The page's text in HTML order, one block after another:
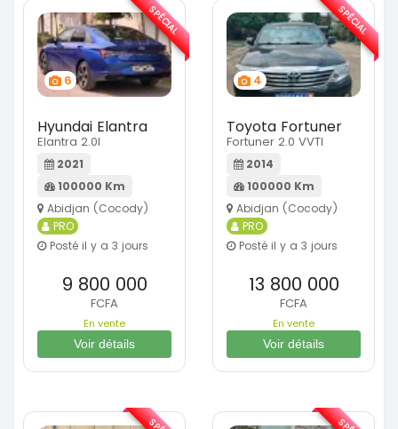
6
Hyundai Elantra
Elantra 2.0l
2021
100000 Km
Abidjan (Cocody)
PRO
Posté il y a 3 jours
9 800 000
FCFA
En vente
Voir détails
SPÉCIAL
4
Toyota Fortuner
Fortuner 2.0 VVTI
2014
100000 Km
Abidjan (Cocody)
PRO
Posté il y a 3 jours
13 800 000
FCFA
En vente
Voir détails
SPÉCIAL